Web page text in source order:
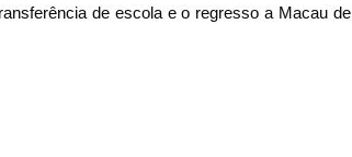
de escola e o regresso a Macau de